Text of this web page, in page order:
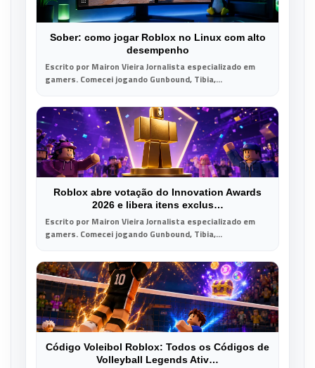
Sober: como jogar Roblox no Linux com alto
desempenho
Escrito por Mairon Vieira Jornalista especializado em
gamers. Comecei jogando Gunbound, Tibia,...
Roblox abre votação do Innovation Awards
2026 e libera itens exclus…
Escrito por Mairon Vieira Jornalista especializado em
gamers. Comecei jogando Gunbound, Tibia,...
Código Voleibol Roblox: Todos os Códigos de
Volleyball Legends Ativ…